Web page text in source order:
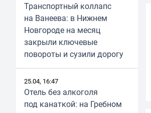
Транспортный коллапс
на Ванеева: в Нижнем
Новгороде на месяц
закрыли ключевые
повороты и сузили дорогу
25.04, 16:47
Отель без алкоголя
под канаткой: на Гребном